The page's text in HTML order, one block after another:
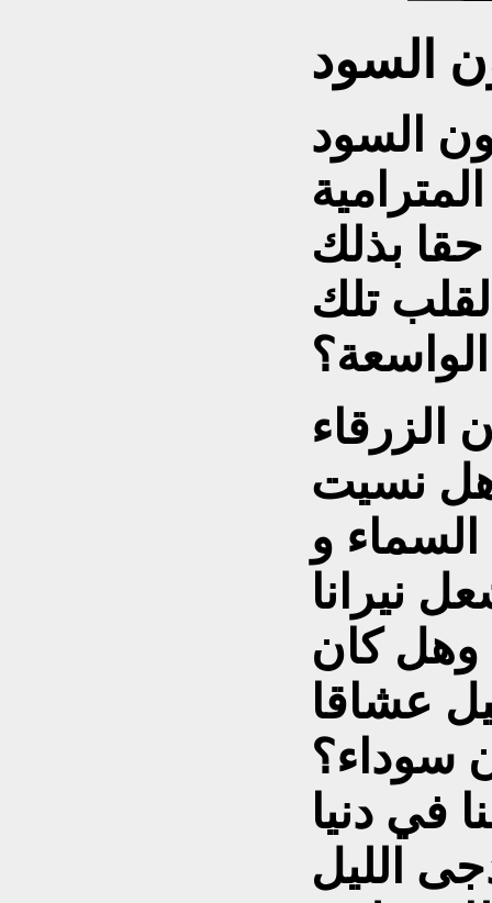
السود
السود
بذلك
تلك
الزرقاء
هل نسيت
و
نيرانا
وهل کان
عشاقا
سوداء؟
في دنيا
الليل